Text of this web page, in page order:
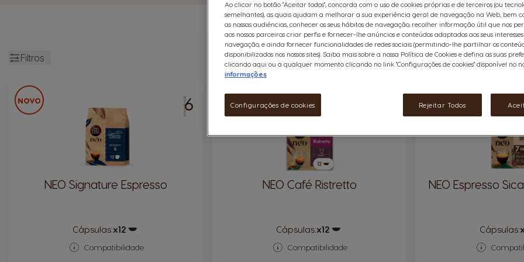
Filtros
NOVO INTENSIDADE6
NEO Signature Espresso
Cápsulas:x12
Compatibilidade
NEO Café Ristretto
Cápsulas:x12
Compatibilidade
NEO Espresso
Cápsulas:
Ao clicar no botão "Aceitar todos", concorda com o uso de cookies próprias e de terceiros (ou
semelhantes), as quais ajudam a melhorar a sua experiência geral de navegação na Web, bem
as nossas audiências, conhecer os seus hábitos de navegação, recolher informação útil que nos
aos nossos parceiros criar perfis e fornecer-lhe anúncios e conteúdos adaptados aos seus
navegação, e ainda fornecer funcionalidades de redes sociais (permitindo-lhe partilhar os
disponibilizados nos nossos sites). Saiba mais sobre a nossa Política de Cookies e defina as suas
clicando aqui ou a qualquer momento clicando no link "Configurações de cookies" disponível no
informações
Rejeitar Todos
Configurações de cookies